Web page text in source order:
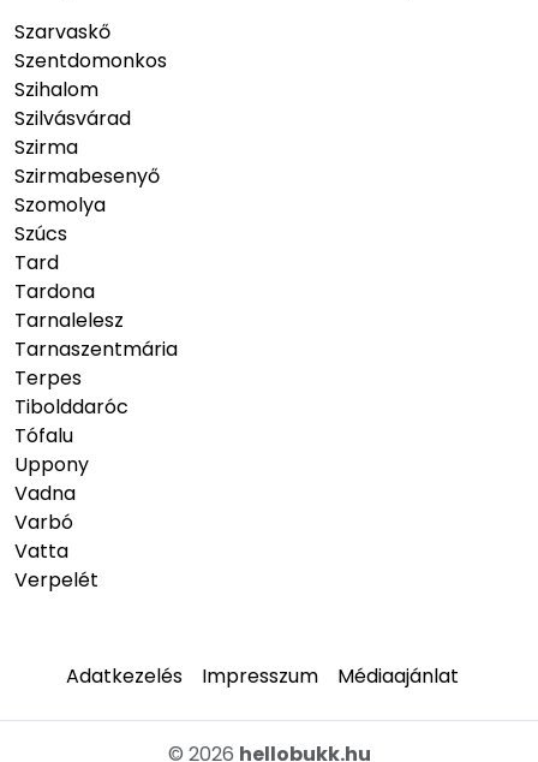
Szarvaskő
Szentdomonkos
Szihalom
Szilvásvárad
Szirma
Szirmabesenyő
Szomolya
Szúcs
Tard
Tardona
Tarnalelesz
Tarnaszentmária
Terpes
Tibolddaróc
Tófalu
Uppony
Vadna
Varbó
Vatta
Verpelét
Adatkezelés Impresszum Médiaajánlat
© 2026 hellobukk.hu